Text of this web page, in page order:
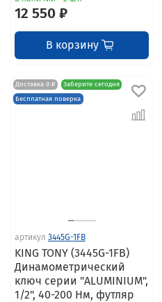
12 550 ₽
В корзину
Доставка 0 ₽
Заберите сегодня
Бесплатная поверка
артикул 3445G-1FB
KING TONY (3445G-1FB)
Динамометрический
ключ серии "ALUMINIUM",
1/2", 40-200 Нм, футляр